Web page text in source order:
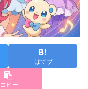
はてブ
コピー